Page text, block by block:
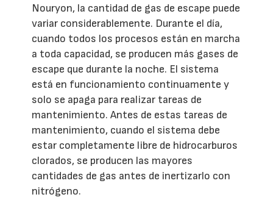
Nouryon, la cantidad de gas de escape puede
variar considerablemente. Durante el día,
cuando todos los procesos están en marcha
a toda capacidad, se producen más gases de
escape que durante la noche. El sistema
está en funcionamiento continuamente y
solo se apaga para realizar tareas de
mantenimiento. Antes de estas tareas de
mantenimiento, cuando el sistema debe
estar completamente libre de hidrocarburos
clorados, se producen las mayores
cantidades de gas antes de inertizarlo con
nitrógeno.